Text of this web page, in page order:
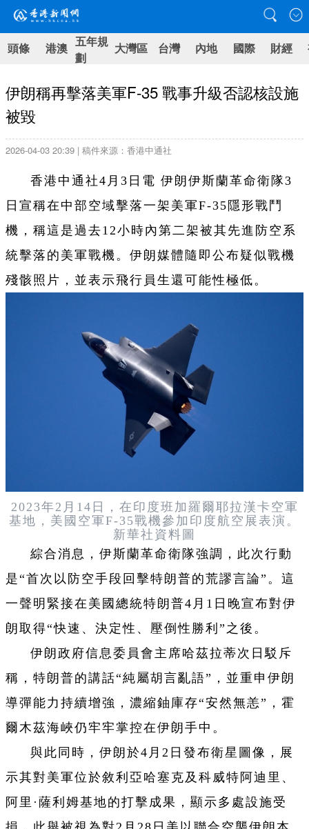
頭條 港澳 五年規
劃
大灣區 台灣 內地 國際 財經
伊朗稱再擊落美軍F-35 戰事升級否認核設施
被毀
2026-04-03 20:39 | 稿件來源：香港中通社
香港中通社4月3日電 伊朗伊斯蘭革命衛隊3
日宣稱在中部空域擊落一架美軍F-35隱形戰鬥
機，稱這是過去12小時內第二架被其先進防空系
統擊落的美軍戰機。伊朗媒體隨即公布疑似戰機
殘骸照片，並表示飛行員生還可能性極低。
2023年2月14日，在印度班加羅爾耶拉漢卡空軍
基地，美國空軍F-35戰機參加印度航空展表演。
新華社資料圖
綜合消息，伊斯蘭革命衛隊強調，此次行動
是“首次以防空手段回擊特朗普的荒謬言論”。這
一聲明緊接在美國總統特朗普4月1日晚宣布對伊
朗取得“快速、決定性、壓倒性勝利”之後。
伊朗政府信息委員會主席哈茲拉蒂次日駁斥
稱，特朗普的講話“純屬胡言亂語”，並重申伊朗
導彈能力持續增強，濃縮鈾庫存“安然無恙”，霍
爾木茲海峽仍牢牢掌控在伊朗手中。
與此同時，伊朗於4月2日發布衛星圖像，展
示其對美軍位於敘利亞哈塞克及科威特阿迪里、
阿里·薩利姆基地的打擊成果，顯示多處設施受